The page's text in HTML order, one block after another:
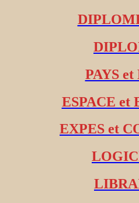
PAYS et
ESPACE et
EXPES et